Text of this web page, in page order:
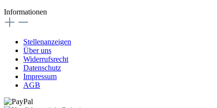
Informationen
Stellenanzeigen
Über uns
Widerrufsrecht
Datenschutz
Impressum
AGB